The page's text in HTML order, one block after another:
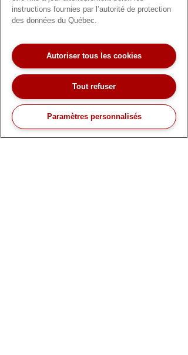
un service, une communication et
des solutions de haute qualité à
soulevons, ce qui fait de notre
collaboration avec eux un excellent
choix !
Client satisfait
Subscribe to our newsletter
Subscribe to our newsletter to stay updated on
Join our community and be the first to know what's
happening!
First name
instructions fournies par l’autorité de protection
des données du Québec.
Autoriser tous les cookies
Tout refuser
Paramètres personnalisés